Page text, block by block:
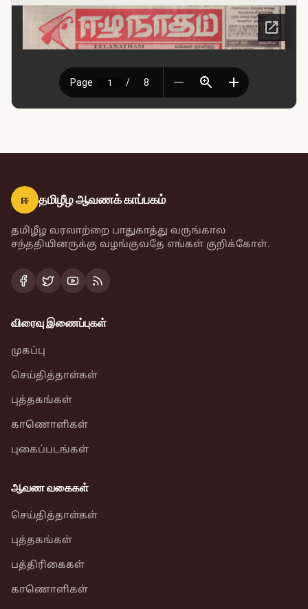
ஈ தமிழீழ ஆவணக் காப்பகம்
தமிழீழ வரலாற்றை பாதுகாத்து வருங்கால
சந்ததியினருக்கு வழங்குவதே எங்கள் குறிக்கோள்.
விரைவு இணைப்புகள்
முகப்பு
செய்தித்தாள்கள்
புத்தகங்கள்
காணொளிகள்
புகைப்படங்கள்
ஆவண வகைகள்
செய்தித்தாள்கள்
புத்தகங்கள்
பத்திரிகைகள்
காணொளிகள்